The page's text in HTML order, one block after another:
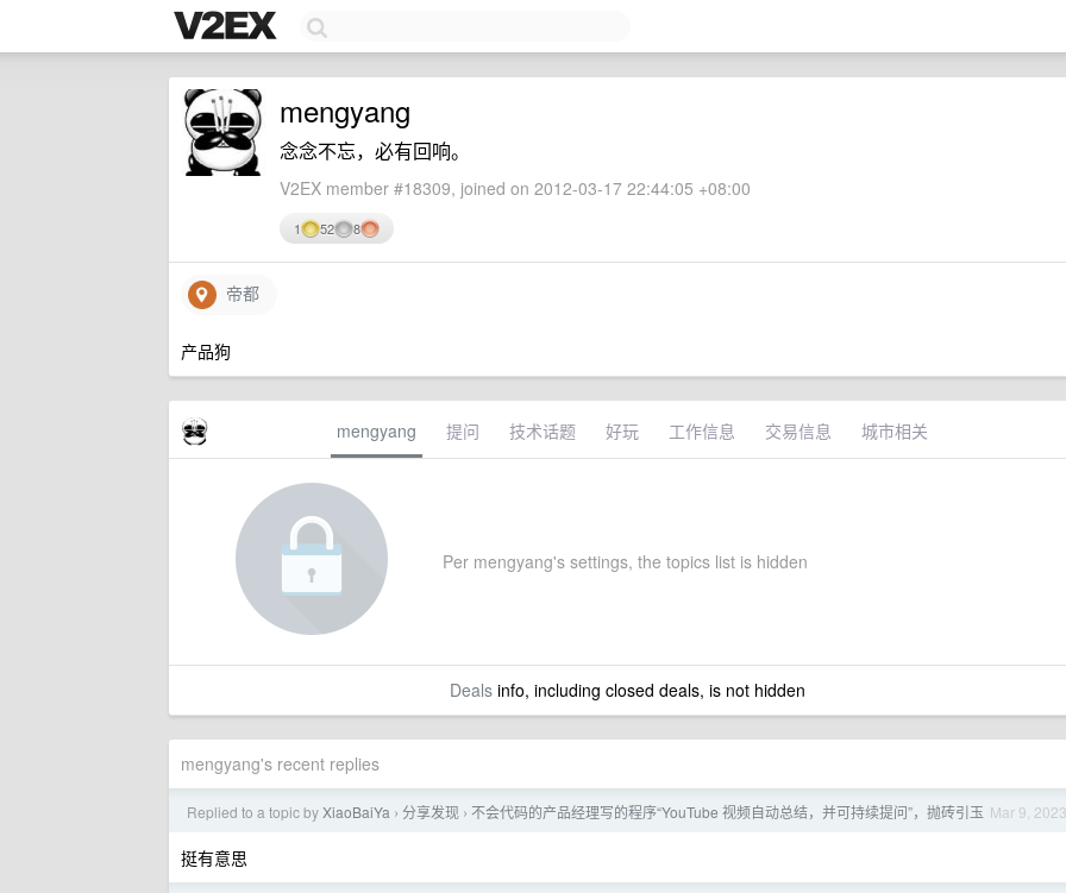
mengyang
念念不忘，必有回响。
V2EX member #18309, joined on 2012-03-17 22:44:05 +08:00
1 52 8
帝都
产品狗
mengyang 提问 技术话题 好玩 工作信息 交易信息 城市相关
Per mengyang's settings, the topics list is hidden
Dealsinfo, including closed deals, is not hidden
mengyang's recent replies
Mar 9, 2023
Replied to a topic byXiaoBaiYa › 分享发现 › 不会代码的产品经理写的程序“YouTube 视频自动总结，并可持续提问”，抛砖引玉
挺有意思